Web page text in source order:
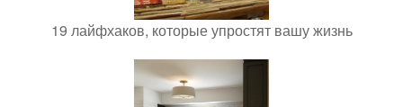
19 лайфхаков, которые упростят вашу жизнь